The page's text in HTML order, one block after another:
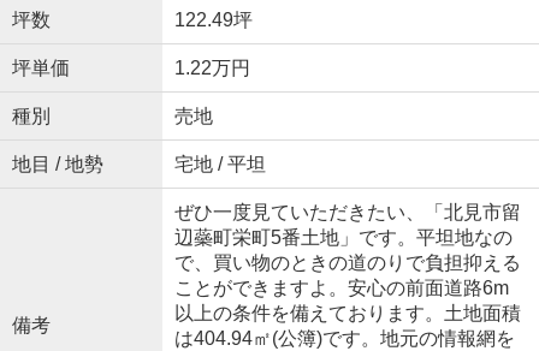
坪数 122.49坪
坪単価 1.22万円
種別 売地
地目 / 地勢 宅地 / 平坦
備考
ぜひ一度見ていただきたい、「北見市留
辺蘂町栄町5番土地」です。平坦地なの
で、買い物のときの道のりで負担抑える
ことができますよ。安心の前面道路6m
以上の条件を備えております。土地面積
は404.94㎡(公簿)です。地元の情報網を